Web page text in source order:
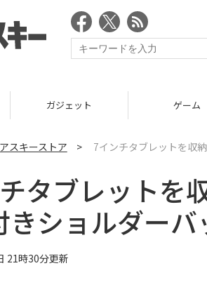
ガジェット ゲーム
アスキーストア > 7インチタブレットを収
タブレットを
きショルダーバ
21時30分更新